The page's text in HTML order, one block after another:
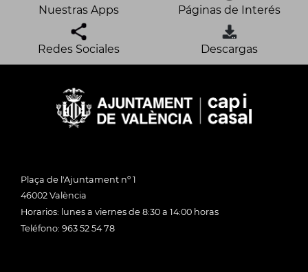
Nuestras Apps Páginas de Interés
Redes Sociales Descargas
Plaça de l'Ajuntament nº 1
46002 València
Horarios: lunes a viernes de 8:30 a 14:00 horas
Teléfono: 963 52 54 78